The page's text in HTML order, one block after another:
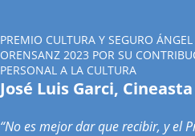
PREMIO CULTURA Y SEGURO ÁNGEL
ORENSANZ 2023 POR SU
PERSONAL A LA CULTURA
José Luis Garci, Cineasta
“No es mejor dar que recibir, y el